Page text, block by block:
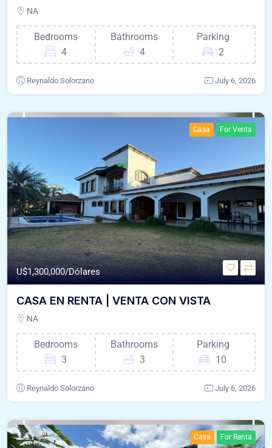
NA
Bedrooms
4
Bathrooms
4
Parking
2
Reynaldo Solorzano July 6, 2026
Casa For Venta
U$1,300,000/Dólares
CASA EN RENTA | VENTA CON VISTA
NA
Bedrooms
3
Bathrooms
3
Parking
10
Reynaldo Solorzano July 6, 2026
Casa For Renta